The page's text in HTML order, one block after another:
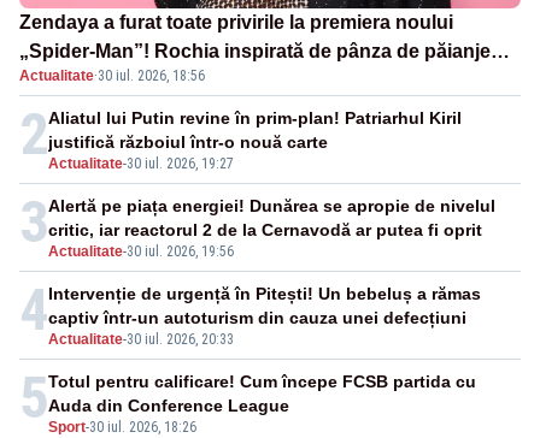
Zendaya a furat toate privirile la premiera noului
„Spider-Man”! Rochia inspirată de pânza de păianjen a
făcut senzație
Actualitate·30 iul. 2026, 18:56
2Actualitate-30 iul. 2026, 19:27
Aliatul lui Putin revine în prim-plan! Patriarhul Kiril
justifică războiul într-o nouă carte
3Actualitate-30 iul. 2026, 19:56
Alertă pe piața energiei! Dunărea se apropie de nivelul
critic, iar reactorul 2 de la Cernavodă ar putea fi oprit
4Actualitate-30 iul. 2026, 20:33
Intervenție de urgență în Pitești! Un bebeluș a rămas
captiv într-un autoturism din cauza unei defecțiuni
5Sport-30 iul. 2026, 18:26
Totul pentru calificare! Cum începe FCSB partida cu
Auda din Conference League